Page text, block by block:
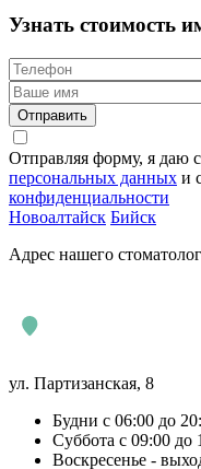
Узнать стоимость
Отправить
Отправляя форму, я даю
персональных данных и
конфиденциальности
Новоалтайск Бийск
Адрес нашего
ул. Партизанская, 8
Будни с 06:00 до
Суббота с 09:00 до
Воскресенье -